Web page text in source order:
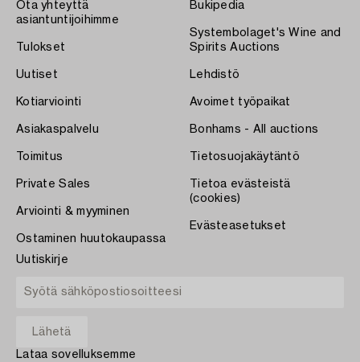
Ota yhteyttä
asiantuntijoihimme
Tulokset
Uutiset
Kotiarviointi
Asiakaspalvelu
Toimitus
Private Sales
Arviointi & myyminen
Ostaminen huutokaupassa
Bukipedia
Systembolaget's Wine and
Spirits Auctions
Lehdistö
Avoimet työpaikat
Bonhams - All auctions
Tietosuojakäytäntö
Tietoa evästeistä
(cookies)
Evästeasetukset
Uutiskirje
Lataa sovelluksemme